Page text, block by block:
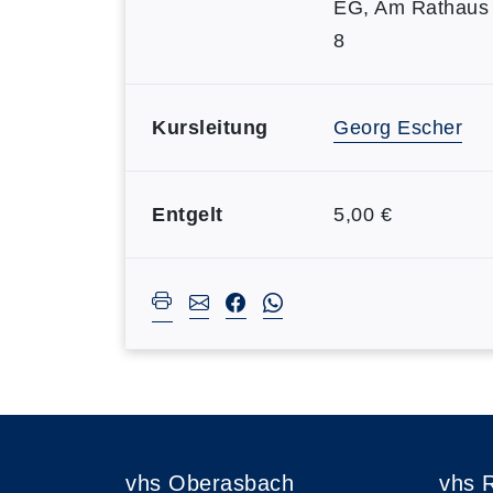
EG, Am Rathaus
8
Kursleitung Georg Escher
Entgelt 5,00 €
vhs Oberasbach vhs